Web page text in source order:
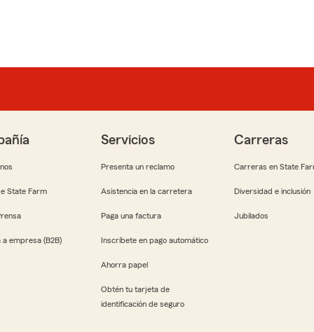
State Farm
empresa (B2B)
Servicios
Presenta un reclamo
Asistencia en la carretera
Paga una factura
Inscríbete en pago automático
Ahorra papel
Obtén tu tarjeta de
identificación de seguro
Carreras
Carreras en State
Diversidad e inclusión
Jubilados